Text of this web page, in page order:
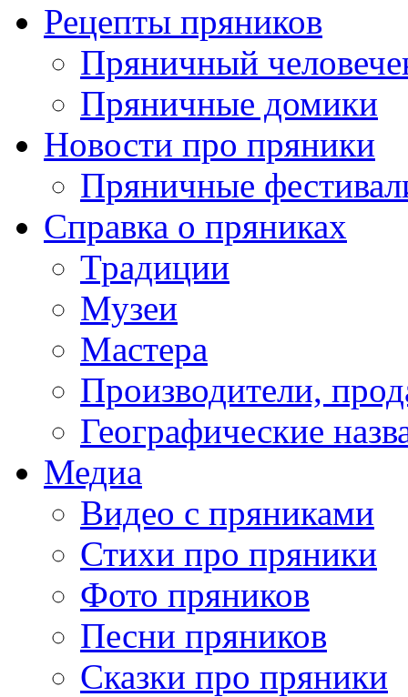
Рецепты пряников
Пряничный
Пряничные домики
Новости про пряники
Пряничные
Справка о пряниках
Традиции
Музеи
Мастера
Производители,
Географические
Медиа
Видео с пряниками
Стихи про пряники
Фото пряников
Песни пряников
Сказки про пряники